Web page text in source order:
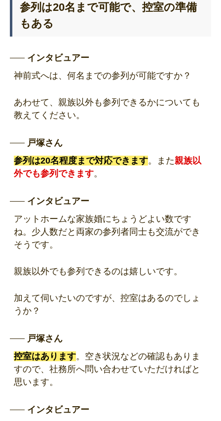
参列は20名まで可能で、控室の準備
もある
インタビュアー
神前式へは、何名までの参列が可能ですか？
あわせて、親族以外も参列できるかについても
教えてください。
戸塚さん
参列は20名程度まで対応できます。また親族以
外でも参列できます。
インタビュアー
アットホームな家族婚にちょうどよい数です
ね。少人数だと両家の参列者同士も交流ができ
そうです。
親族以外でも参列できるのは嬉しいです。
加えて伺いたいのですが、控室はあるのでしょ
うか？
戸塚さん
控室はあります。空き状況などの確認もありま
すので、社務所へ問い合わせていただければと
思います。
インタビュアー